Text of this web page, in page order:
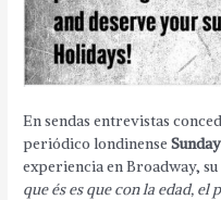
En sendas entrevistas
periódico londinense
experiencia en Broadway,
que és es que con la edad, el